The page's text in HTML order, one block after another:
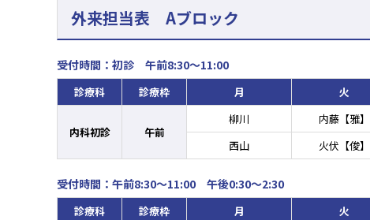
外来担当表 Aブロック
受付時間：初診 午前8:30〜11:00
診療科 診療枠 月 火
内科初診 午前
柳川 内藤【雅】
西山
火伏【俊】
受付時間：午前8:30〜11:00 午後0:30〜2:30
診療科 診療枠 月 火